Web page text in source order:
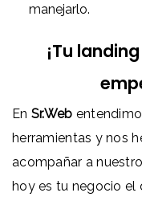
manejarlo.
¡Tu
En Sr.Web
herramientas y nos
acompañar a
hoy es tu negocio el